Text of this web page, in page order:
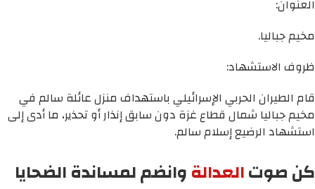
العنوان:
مخيم جباليا.
ظروف الاستشهاد:
قام الطيران الحربي الإسرائيلي باستهداف منزل عائلة سالم في
مخيم جباليا شمال قطاع غزة دون سابق إنذار أو تحذير، ما أدى إلى
استشهاد الرضيع إسلام سالم.
كن صوتالعدالةوانضم لمساندة الضحايا